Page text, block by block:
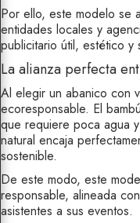
Por ello, este modelo se
entidades locales y
publicitario útil, estético y
La alianza perfecta
Al elegir un abanico con
ecoresponsable. El
que requiere poca agua
natural encaja
sostenible.
De este modo, este
responsable, alineada
asistentes a sus eventos.